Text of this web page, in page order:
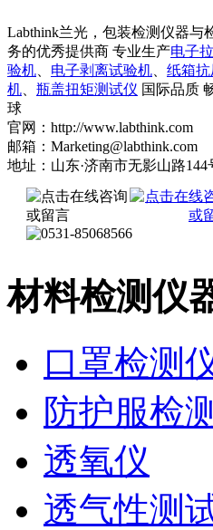
Labthink兰光，包装检测仪器与
务的优秀提供商 专业生产电子
验机
电子剥离试验机
纸箱抗
机
瓶盖扭矩测试仪 国际品质
球
官网：http://www.labthink.com
邮箱：Marketing@labthink.com
地址：山东·济南市无影山路144
材料检测仪
口罩检测
防护服检
透氧仪
透气性测